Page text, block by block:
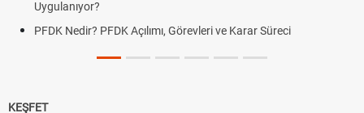
Uygulanıyor?
PFDK Nedir? PFDK Açılımı, Görevleri ve Karar Süreci
KEŞFET